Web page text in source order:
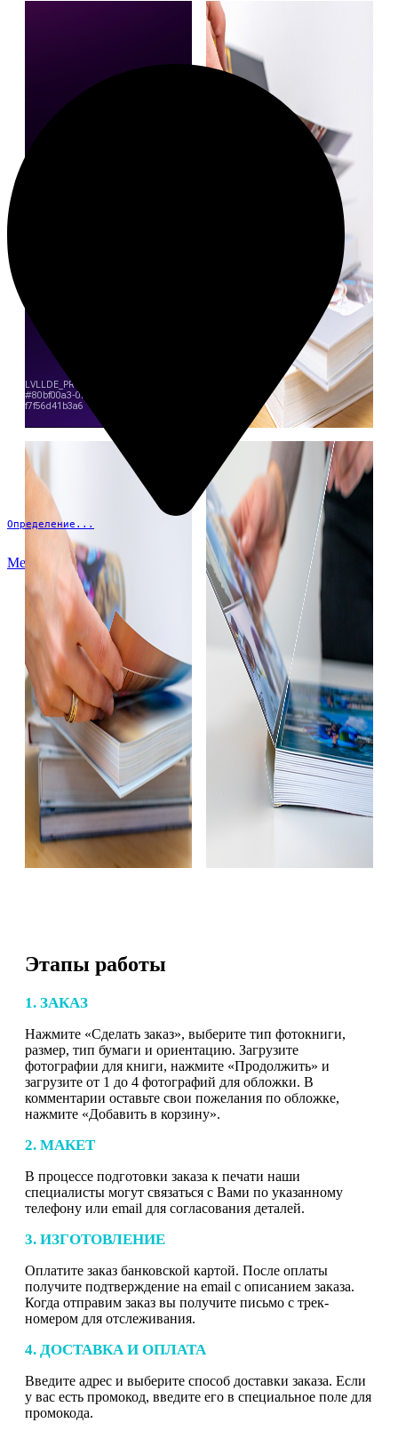
Определение...
Меню
Этапы работы
1. ЗАКАЗ
Нажмите «Сделать заказ», выберите тип фотокниги,
размер, тип бумаги и ориентацию. Загрузите
фотографии для книги, нажмите «Продолжить» и
загрузите от 1 до 4 фотографий для обложки. В
комментарии оставьте свои пожелания по обложке,
нажмите «Добавить в корзину».
2. МАКЕТ
В процессе подготовки заказа к печати наши
специалисты могут связаться с Вами по указанному
телефону или email для согласования деталей.
3. ИЗГОТОВЛЕНИЕ
Оплатите заказ банковской картой. После оплаты
получите подтверждение на email с описанием заказа.
Когда отправим заказ вы получите письмо с трек-
номером для отслеживания.
4. ДОСТАВКА И ОПЛАТА
Введите адрес и выберите способ доставки заказа. Если
у вас есть промокод, введите его в специальное поле для
промокода.